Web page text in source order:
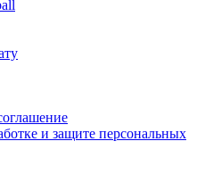
и защите персональных